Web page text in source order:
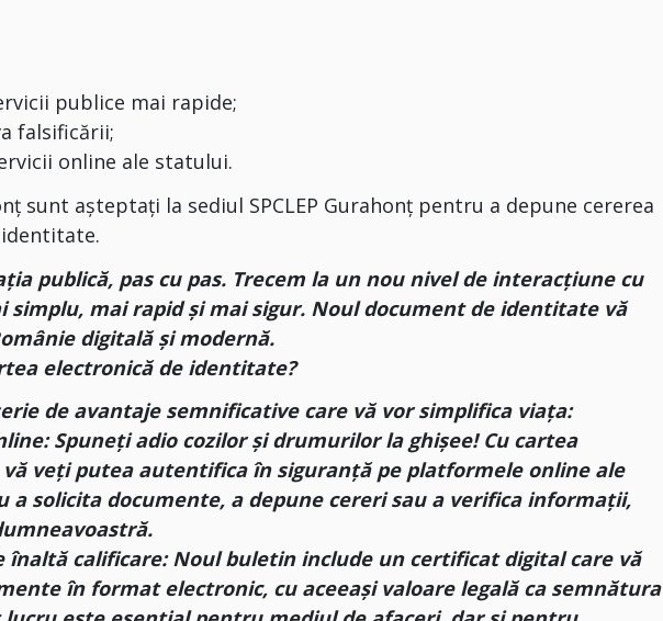
publice mai rapide;
falsificării;
online ale statului.
sunt așteptați la sediul SPCLEP Gurahonț pentru a depune cererea
publică, pas cu pas. Trecem la un nou nivel de interacțiune cu
simplu, mai rapid și mai sigur. Noul document de identitate vă
digitală și modernă.
electronică de identitate?
de avantaje semnificative care vă vor simplifica viața:
Spuneți adio cozilor și drumurilor la ghișee! Cu cartea
veți putea autentifica în siguranță pe platformele online ale
solicita documente, a depune cereri sau a verifica informații,
înaltă calificare: Noul buletin include un certificat digital care vă
în format electronic, cu aceeași valoare legală ca semnătura